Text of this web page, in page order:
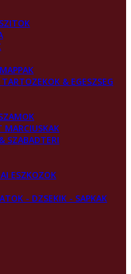
& EGESZSEG
MARCIUSKAK
SZABADTERI
ESZKOZOK
- DZSEKIK - SAPKAK